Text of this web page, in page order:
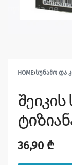
HOME›ᲡᲣᲜᲐᲛᲝ ᲓᲐ
შეიკის
36,90 ₾